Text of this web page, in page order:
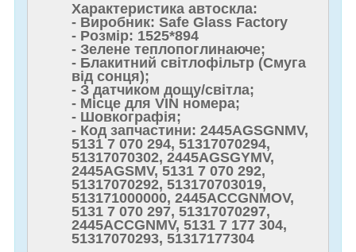
Характеристика автоскла:
- Виробник: Safe Glass Factory
- Розмір: 1525*894
- Зелене теплопоглинаюче;
- Блакитний світлофільтр (Смуга
від сонця);
- З датчиком дощу/світла;
- Місце для VIN номера;
- Шовкографія;
- Код запчастини: 2445AGSGNMV,
5131 7 070 294, 51317070294,
51317070302, 2445AGSGYMV,
2445AGSMV, 5131 7 070 292,
51317070292, 513170703019,
513171000000, 2445ACCGNMOV,
5131 7 070 297, 51317070297,
2445ACCGNMV, 5131 7 177 304,
51317070293, 51317177304